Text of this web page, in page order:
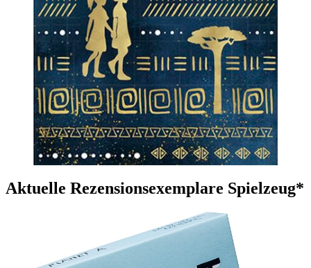
Aktuelle Rezensionsexemplare Spielzeug*